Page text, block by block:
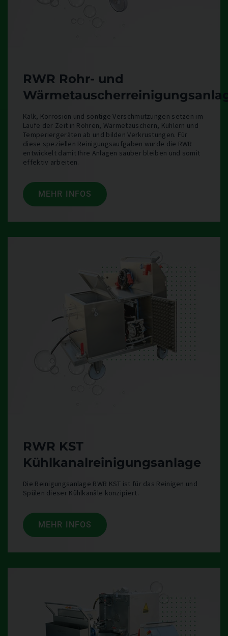
RWR Rohr- und
Kalk, Korrosion und sontige Verschmutzungen setzen im
Laufe der Zeit in Rohren, Wärmetauschern, Kühlern und
Temperiergeräten ab und bilden Verkrustungen. Für
diese speziellen Reinigungsaufgaben wurde die RWR
entwickelt damit Ihre Anlagen sauber bleiben und somit
effektiv arbeiten.
MEHR INFOS
RWR KST
Kühlkanalreinigungsanlage
Die Reinigungsanlage RWR KST ist für das Reinigen und
Spülen dieser Kühlkanäle konzipiert.
MEHR INFOS